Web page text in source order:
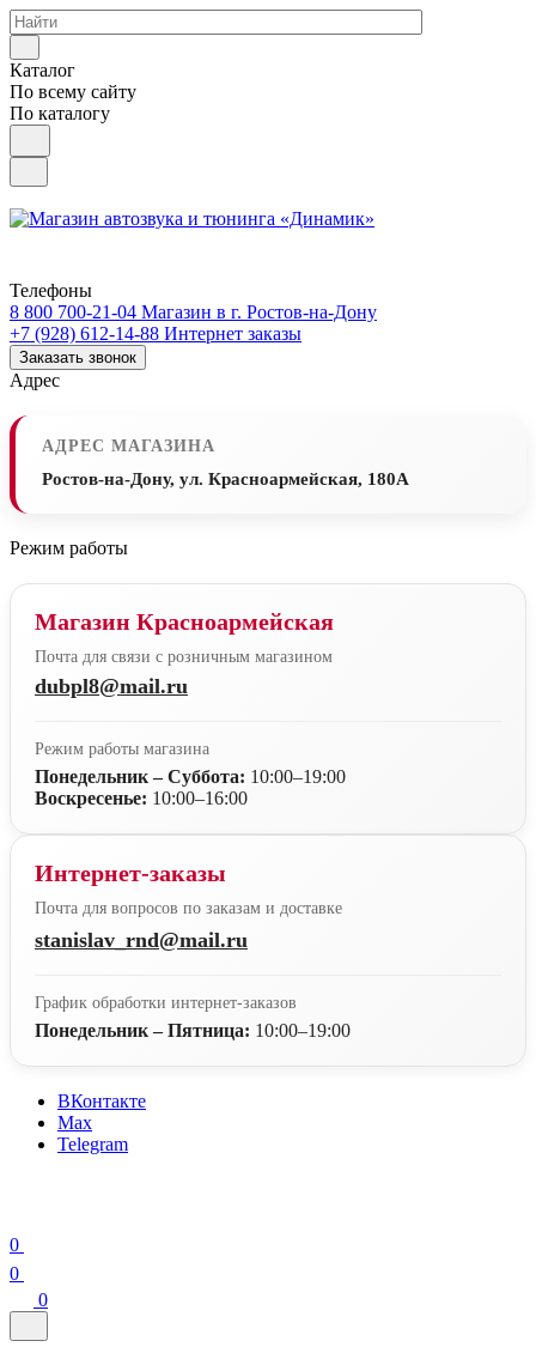
Каталог
По всему сайту
По каталогу
Телефоны
8 800 700-21-04 Магазин в г. Ростов-на-Дону
+7 (928) 612-14-88 Интернет заказы
Заказать звонок
Адрес
АДРЕС МАГАЗИНА
Ростов-на-Дону, ул. Красноармейская, 180А
Режим работы
Магазин Красноармейская
Почта для связи с розничным магазином
dubpl8@mail.ru
Режим работы магазина
Понедельник – Суббота: 10:00–19:00
Воскресенье: 10:00–16:00
Интернет-заказы
Почта для вопросов по заказам и доставке
stanislav_rnd@mail.ru
График обработки интернет-заказов
Понедельник – Пятница: 10:00–19:00
ВКонтакте
Max
Telegram
0
0
0